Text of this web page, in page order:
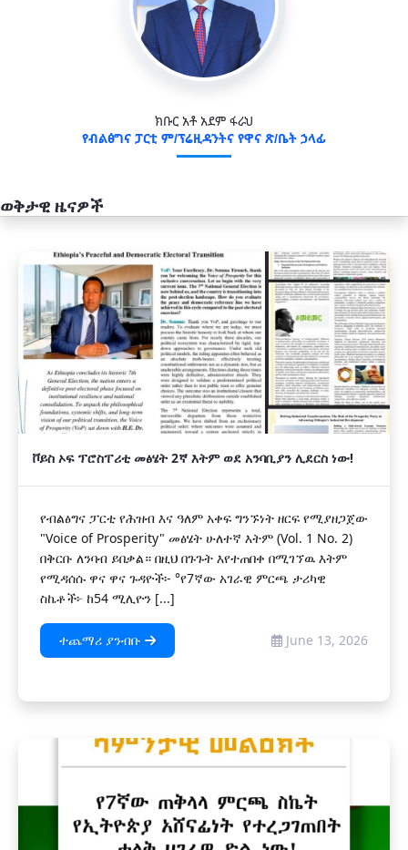
ክቡር አቶ አደም ፋራህ
የብልፅግና ፓርቲ ም/ፕሬዚዳንትና የዋና ጽ/ቤት ኃላፊ
ወቅታዊ ዜናዎች
አዲስ
ቮይስ ኦፍ ፕሮስፐሪቲ መፅሄት 2ኛ እትም ወደ አንባቢያን ሊደርስ ነው!
የብልፅግና ፓርቲ የሕዝብ እና ዓለም አቀፍ ግንኙነት ዘርፍ የሚያዘጋጀው
"Voice of Prosperity" መፅሄት ሁለተኛ እትም (Vol. 1 No. 2)
በቅርቡ ለንባብ ይበቃል። በዚህ በጉጉት እየተጠበቀ በሚገኘዉ እትም
የሚዳሰሱ ዋና ዋና ጉዳዮች፡- °የ7ኛው አገራዊ ምርጫ ታሪካዊ
ስኬቶች፦ ከ54 ሚሊዮን [...]
ተጨማሪ ያንብቡ June 13, 2026